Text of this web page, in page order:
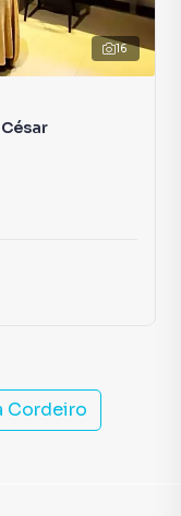
16
Cordeiro